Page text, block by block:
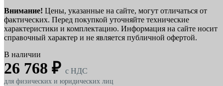
Внимание! Цены, указанные на сайте, могут отличаться от
фактических. Перед покупкой уточняйте технические
характеристики и комплектацию. Информация на сайте носит
справочный характер и не является публичной офертой.
В наличии
26 768 ₽ c НДС
для физических и юридических лиц